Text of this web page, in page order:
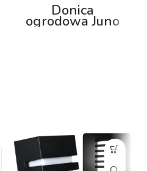
Donica
ogrodowa Juno